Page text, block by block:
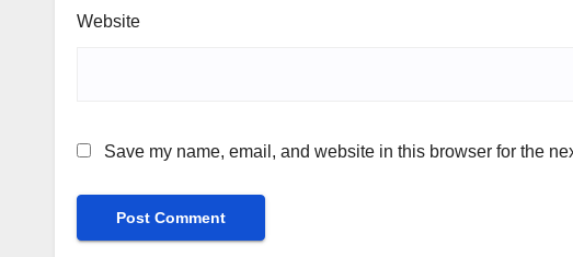
Website
Save my name, email, and website in this browser for the